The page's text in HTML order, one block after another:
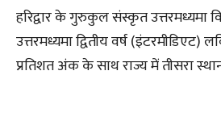
हरिद्वार के गुरुकुल संस्कृत उत्तरमध्यमा
उत्तरमध्यमा द्वितीय वर्ष (इंटरमीडिएट)
प्रतिशत अंक के साथ राज्य में तीसरा स्थान